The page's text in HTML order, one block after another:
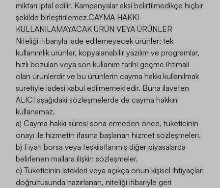
miktarı iptal edilir. Kampanyalar aksi belirtilmedikçe hiçbir
şekilde birleştirilemez.CAYMA HAKKI
KULLANILAMAYACAK ÜRÜN VEYA ÜRÜNLER
Niteliği itibarıyla iade edilemeyecek ürünler; tek
kullanımlık ürünler, kopyalanabilir yazılım ve programlar,
hızlı bozulan veya son kullanım tarihi geçme ihtimali
olan ürünlerdir ve bu ürünlerin cayma hakkı kullanılmak
suretiyle iadesi kabul edilmemektedir. Buna ilaveten
ALICI aşağıdaki sözleşmelerde de cayma hakkını
kullanamaz.
a) Cayma hakkı süresi sona ermeden önce, tüketicinin
onayı ile hizmetin ifasına başlanan hizmet sözleşmeleri.
b) Fiyatı borsa veya teşkilatlanmış diğer piyasalarda
belirlenen mallara ilişkin sözleşmeler.
c) Tüketicinin istekleri veya açıkça onun kişisel ihtiyaçları
doğrultusunda hazırlanan, niteliği itibariyle geri